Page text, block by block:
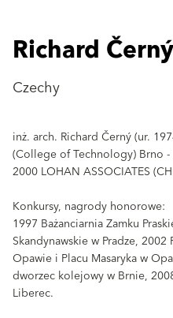
Richard Černý
Czechy
inż. arch. Richard Černý (ur.
(College of Technology) Brno
2000 LOHAN ASSOCIATES
Konkursy, nagrody honorowe:
1997 Bażanciarnia Zamku
Skandynawskie w Pradze,
Opawie i Placu Masaryka w
dworzec kolejowy w Brnie,
Liberec.